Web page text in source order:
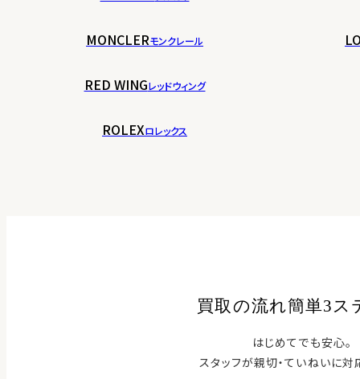
MONCLERモンクレール
RED WINGレッドウィング
ROLEXロレックス
買取の流れ簡単3ス
はじめてでも安心。
スタッフが親切・ていねいに対